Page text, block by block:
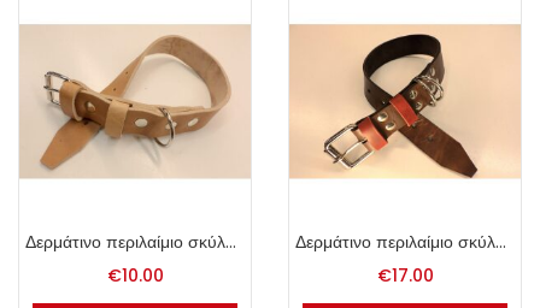
Δερμάτινο περιλαίμιο σκύλου 3x55cm φυσικό.
€10.00
Δερμάτινο περιλαίμιο σκύλου 4x65cm καφέ.
€17.00